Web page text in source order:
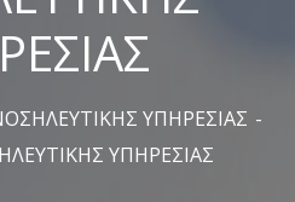
ΥΠΗΡΕΣΙΑΣ
ΥΠΗΡΕΣΙΑΣ